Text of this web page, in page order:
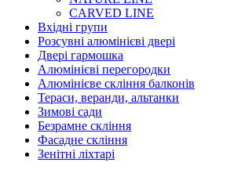
CARVED LINE
Вхідні групи
Розсувні алюмінієві двері
Двері гармошка
Алюмінієві перегородки
Алюмінієве скління балконів
Тераси, веранди, альтанки
Зимові сади
Безрамне скління
Фасадне скління
Зенітні ліхтарі